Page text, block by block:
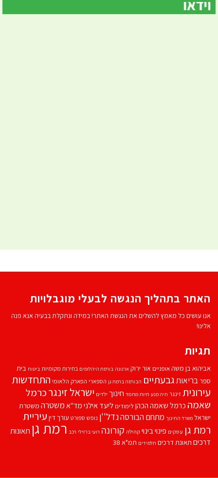
האתר בתהליך הנגשה לבעלי מוגבלויות
אנו עושים כל מאמץ להשלים את הנגשת האתר! במידה ונתקלת בבעיה אנא פנה
אלינו!
תגיות
אביהוא בן משהאופניים אור ירוק ארנונה בורסת היהלומים בחירות מקומיות ביטוח בית
ספרבריאותגבעתיים הבורסה ברמת גן הספארי הפארק הלאומי התחדשות
עירונית זינגר חיה מנע חיות מחמד חינוך ילדים ישראל זינגרכרמל
שאמה כרמל שאמה הכהן לימודים ליעד אילנימד''אמשטרה משטרת
ישראל משרד החינוך מתחם הבורסהנדל''ן נופש ספורט עורך דין עיריית
רמת גן עסקים פינוי בינוי קהילה קורונה רועי ברזילי רכב רמת גן תאונות
דרכים תאונת דרכים תלמידים תמ"א 38